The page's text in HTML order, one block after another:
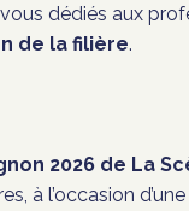
dédiés aux
de la filière.
2026 de La
à l’occasion